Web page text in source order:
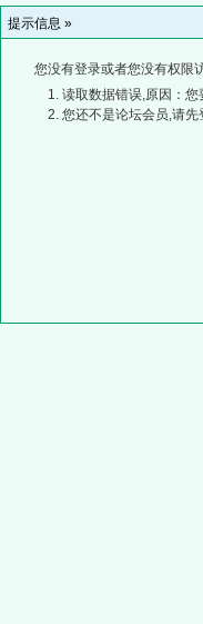
提示信息 »
您没有登录或者您没有权限
读取数据错误,原因：
您还不是论坛会员,请先